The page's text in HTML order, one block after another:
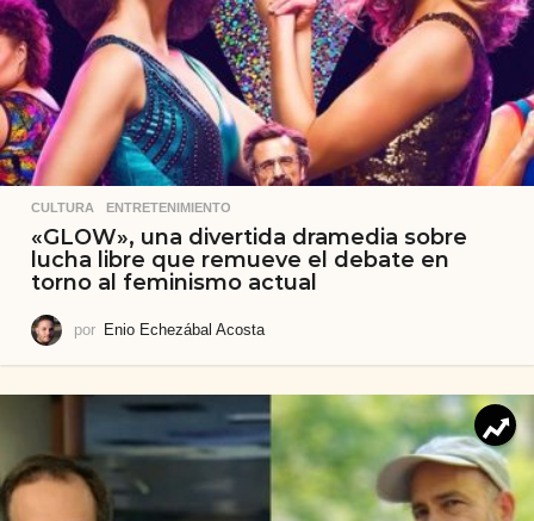
CULTURA ,ENTRETENIMIENTO
«GLOW», una divertida dramedia sobre
lucha libre que remueve el debate en
torno al feminismo actual
por Enio Echezábal Acosta